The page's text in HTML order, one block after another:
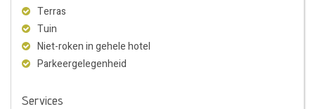
Terras
Tuin
Niet-roken in gehele hotel
Parkeergelegenheid
Services